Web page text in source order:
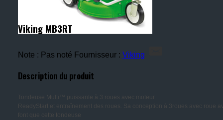
Viking MB3RT
Note : Pas noté Fournisseur : Viking
Description du produit
Tondeuse Multi™ puissante à 3 roues avec moteur
ReadyStart et entraînement des roues. Sa conception à 3roues avec roue
font que cette tondeuse